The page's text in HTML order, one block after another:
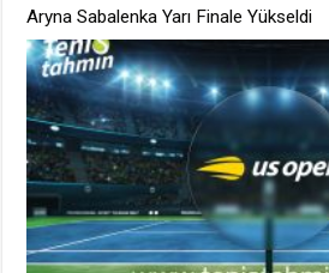
Aryna Sabalenka Yarı Finale Yükseldi